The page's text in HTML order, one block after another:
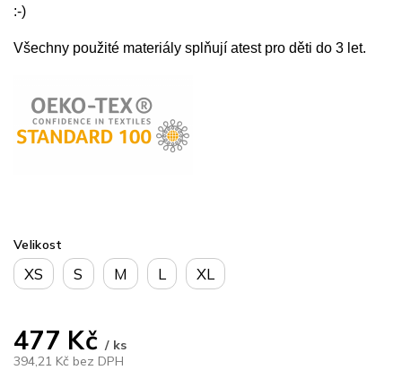
477 Kč/ ks
394,21 Kč bez DPH
Velikost
XS S M L XL
:-)
Všechny použité materiály splňují atest pro děti do 3 let.